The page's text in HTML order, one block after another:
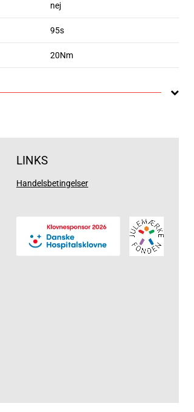
nej
95s
20Nm
LINKS
Handelsbetingelser